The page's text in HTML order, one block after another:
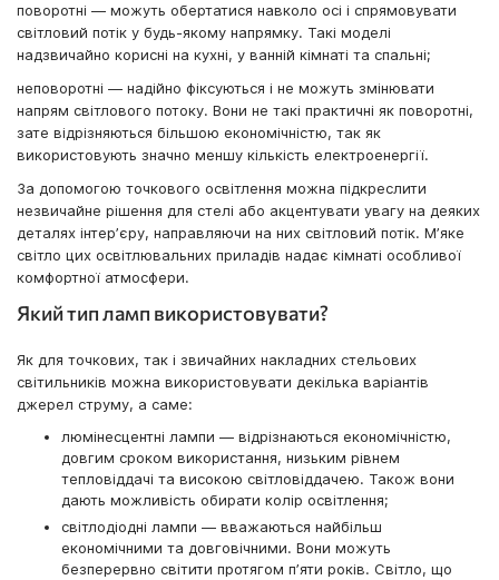
поворотні — можуть обертатися навколо осі і спрямовувати
світловий потік у будь-якому напрямку. Такі моделі
надзвичайно корисні на кухні, у ванній кімнаті та спальні;
неповоротні — надійно фіксуються і не можуть змінювати
напрям світлового потоку. Вони не такі практичні як поворотні,
зате відрізняються більшою економічністю, так як
використовують значно меншу кількість електроенергії.
За допомогою точкового освітлення можна підкреслити
незвичайне рішення для стелі або акцентувати увагу на деяких
деталях інтерʼєру, направляючи на них світловий потік. Мʼяке
світло цих освітлювальних приладів надає кімнаті особливої
комфортної атмосфери.
Який тип ламп використовувати?
Як для точкових, так і звичайних накладних стельових
світильників можна використовувати декілька варіантів
джерел струму, а саме:
люмінесцентні лампи — відрізнаються економічністю,
довгим сроком використання, низьким рівнем
тепловіддачі та високою світловіддачею. Також вони
дають можливість обирати колір освітлення;
світлодіодні лампи — вважаються найбільш
економічними та довговічними. Вони можуть
безперервно світити протягом пʼяти років. Світло, що